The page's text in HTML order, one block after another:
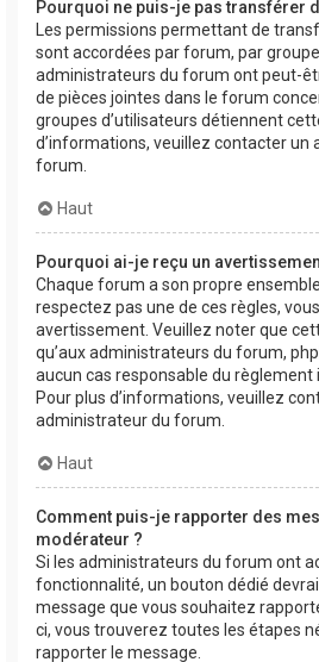
Pourquoi ne puis-je pas transférer
Les permissions permettant de
sont accordées par forum, par
administrateurs du forum ont peut-
de pièces jointes dans le forum
groupes d’utilisateurs détiennent
d’informations, veuillez contacter un
forum.
Haut
Pourquoi ai-je reçu un
Chaque forum a son propre
respectez pas une de ces règles,
avertissement. Veuillez noter que
qu’aux administrateurs du forum,
aucun cas responsable du règlement
Pour plus d’informations, veuillez
administrateur du forum.
Haut
Comment puis-je rapporter des
modérateur ?
Si les administrateurs du forum ont
fonctionnalité, un bouton dédié
message que vous souhaitez
ci, vous trouverez toutes les étapes
rapporter le message.